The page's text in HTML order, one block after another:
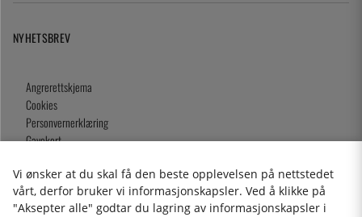
NYHETSBREV
Angrerettskjema
Cookies
Personvernerklæring
Gavekort
Vi ønsker at du skal få den beste opplevelsen på nettstedet
vårt, derfor bruker vi informasjonskapsler. Ved å klikke på
"Aksepter alle" godtar du lagring av informasjonskapsler i